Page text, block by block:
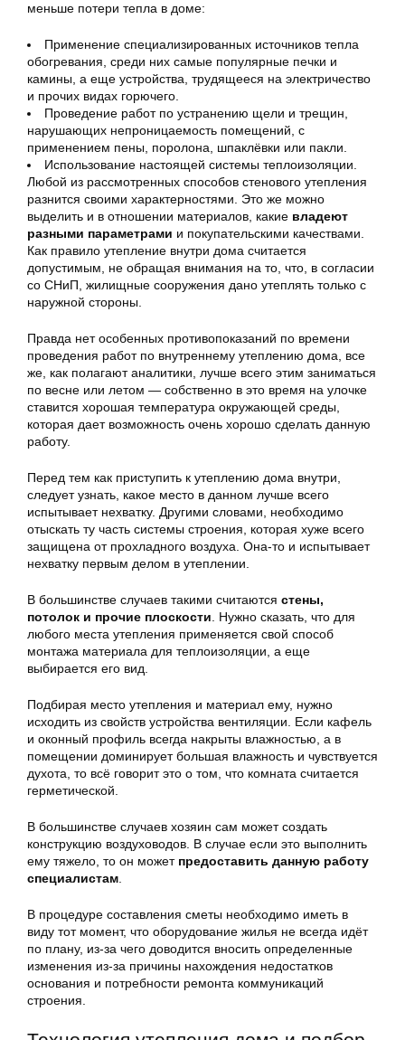
меньше потери тепла в доме:
Применение специализированных источников тепла
обогревания, среди них самые популярные печки и
камины, а еще устройства, трудящееся на электричество
и прочих видах горючего.
Проведение работ по устранению щели и трещин,
нарушающих непроницаемость помещений, с
применением пены, поролона, шпаклёвки или пакли.
Использование настоящей системы теплоизоляции.
Любой из рассмотренных способов стенового утепления
разнится своими характерностями. Это же можно
выделить и в отношении материалов, какие владеют
разными параметрами и покупательскими качествами.
Как правило утепление внутри дома считается
допустимым, не обращая внимания на то, что, в согласии
со СНиП, жилищные сооружения дано утеплять только с
наружной стороны.
Правда нет особенных противопоказаний по времени
проведения работ по внутреннему утеплению дома, все
же, как полагают аналитики, лучше всего этим заниматься
по весне или летом — собственно в это время на улочке
ставится хорошая температура окружающей среды,
которая дает возможность очень хорошо сделать данную
работу.
Перед тем как приступить к утеплению дома внутри,
следует узнать, какое место в данном лучше всего
испытывает нехватку. Другими словами, необходимо
отыскать ту часть системы строения, которая хуже всего
защищена от прохладного воздуха. Она-то и испытывает
нехватку первым делом в утеплении.
В большинстве случаев такими считаются стены,
потолок и прочие плоскости. Нужно сказать, что для
любого места утепления применяется свой способ
монтажа материала для теплоизоляции, а еще
выбирается его вид.
Подбирая место утепления и материал ему, нужно
исходить из свойств устройства вентиляции. Если кафель
и оконный профиль всегда накрыты влажностью, а в
помещении доминирует большая влажность и чувствуется
духота, то всё говорит это о том, что комната считается
герметической.
В большинстве случаев хозяин сам может создать
конструкцию воздуховодов. В случае если это выполнить
ему тяжело, то он может предоставить данную работу
специалистам.
В процедуре составления сметы необходимо иметь в
виду тот момент, что оборудование жилья не всегда идёт
по плану, из-за чего доводится вносить определенные
изменения из-за причины нахождения недостатков
основания и потребности ремонта коммуникаций
строения.